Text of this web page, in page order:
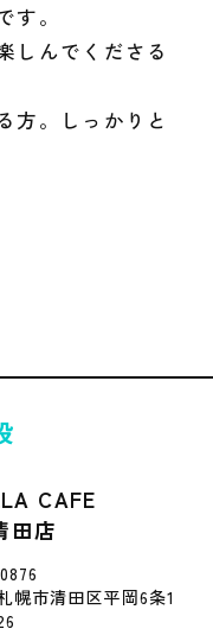
。
しんでくださる
方。しっかりと
CAFE
田店
幌市清田区平岡6条1